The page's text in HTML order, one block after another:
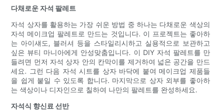
다채로운 자석 팔레트
자석 상자를 활용하는 가장 쉬운 방법 중 하나는 다채로운 색상의
자석 메이크업 팔레트로 만드는 것입니다. 이 프로젝트는 좋아하
는 아이섀도, 블러셔 등을 스타일리시하고 실용적으로 보관하고
싶은 뷰티 마니아에게 안성맞춤입니다. 이 DIY 자석 팔레트를 만
들려면 먼저 자석 상자 안의 칸막이를 제거하여 넓은 공간을 만드
세요. 그런 다음 자석 시트를 상자 바닥에 붙여 메이크업 제품들
을 쉽게 붙일 수 있도록 합니다. 마지막으로 상자 외부를 좋아하
는 색상이나 디자인으로 칠하여 나만의 팔레트를 완성하세요.
자석식 향신료 선반